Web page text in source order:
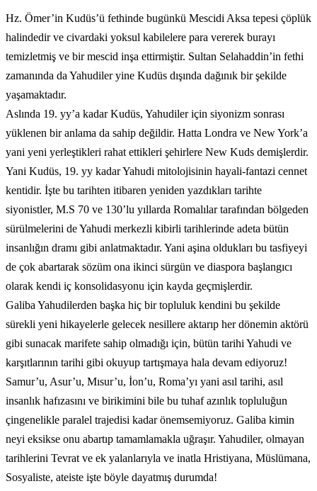
Hz. Ömer’in Kudüs’ü fethinde bugünkü Mescidi Aksa tepesi çöplük
halindedir ve civardaki yoksul kabilelere para vererek burayı
temizletmiş ve bir mescid inşa ettirmiştir. Sultan Selahaddin’in fethi
zamanında da Yahudiler yine Kudüs dışında dağınık bir şekilde
yaşamaktadır.
Aslında 19. yy’a kadar Kudüs, Yahudiler için siyonizm sonrası
yüklenen bir anlama da sahip değildir. Hatta Londra ve New York’a
yani yeni yerleştikleri rahat ettikleri şehirlere New Kuds demişlerdir.
Yani Kudüs, 19. yy kadar Yahudi mitolojisinin hayali-fantazi cennet
kentidir. İşte bu tarihten itibaren yeniden yazdıkları tarihte
siyonistler, M.S 70 ve 130’lu yıllarda Romalılar tarafından bölgeden
sürülmelerini de Yahudi merkezli kibirli tarihlerinde adeta bütün
insanlığın dramı gibi anlatmaktadır. Yani aşina oldukları bu tasfiyeyi
de çok abartarak sözüm ona ikinci sürgün ve diaspora başlangıcı
olarak kendi iç konsolidasyonu için kayda geçmişlerdir.
Galiba Yahudilerden başka hiç bir topluluk kendini bu şekilde
sürekli yeni hikayelerle gelecek nesillere aktarıp her dönemin aktörü
gibi sunacak marifete sahip olmadığı için, bütün tarihi Yahudi ve
karşıtlarının tarihi gibi okuyup tartışmaya hala devam ediyoruz!
Samur’u, Asur’u, Mısur’u, İon’u, Roma’yı yani asıl tarihi, asıl
insanlık hafızasını ve birikimini bile bu tuhaf azınlık topluluğun
çingenelikle paralel trajedisi kadar önemsemiyoruz. Galiba kimin
neyi eksikse onu abartıp tamamlamakla uğraşır. Yahudiler, olmayan
tarihlerini Tevrat ve ek yalanlarıyla ve inatla Hristiyana, Müslümana,
Sosyaliste, ateiste işte böyle dayatmış durumda!